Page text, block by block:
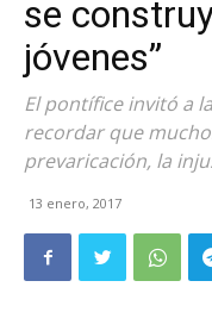
se
jóvenes”
El pontífice invitó a
recordar que
prevaricación, la
13 enero, 2017